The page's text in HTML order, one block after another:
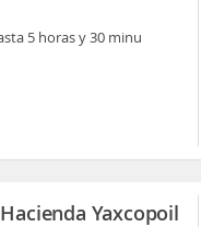
5 horas y 30 minu
Yaxcopoil